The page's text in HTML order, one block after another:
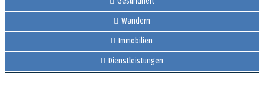
Wandern
Immobilien
Dienstleistungen